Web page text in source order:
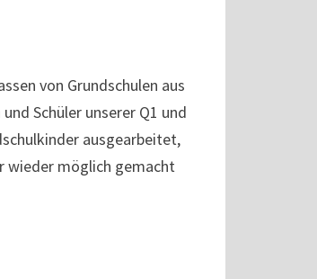
von Grundschulen aus
Schüler unserer Q1 und
ausgearbeitet,
wieder möglich gemacht